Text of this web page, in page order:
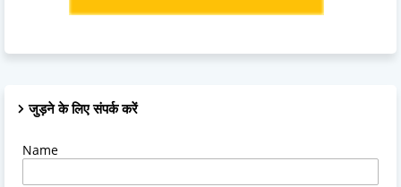
जुड़ने के लिए संपर्क करें
Name